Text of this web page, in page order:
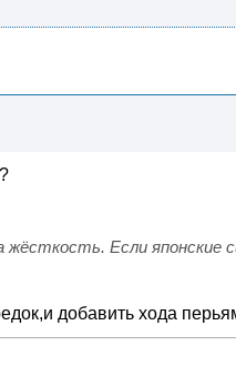
Если японские
добавить хода